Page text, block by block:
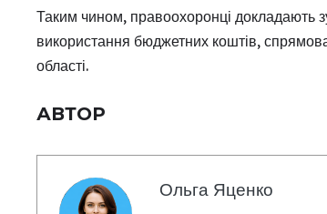
Таким чином, правоохоронці докладають
використання бюджетних коштів,
області.
АВТОР
Ольга Яценко